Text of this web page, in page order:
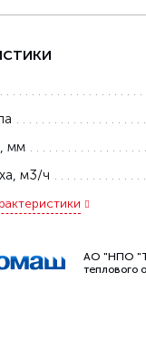
мм
м3/ч
АО "НПО
теплового